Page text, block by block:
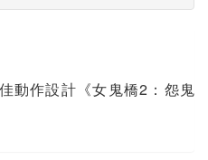
動作設計《女鬼橋2：怨鬼